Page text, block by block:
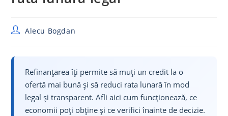
PostAlecu Bogdan
Refinanțarea îți permite să muți un credit la o
ofertă mai bună și să reduci rata lunară în mod
legal și transparent. Afli aici cum funcționează, ce
economii poți obține și ce verifici înainte de decizie.